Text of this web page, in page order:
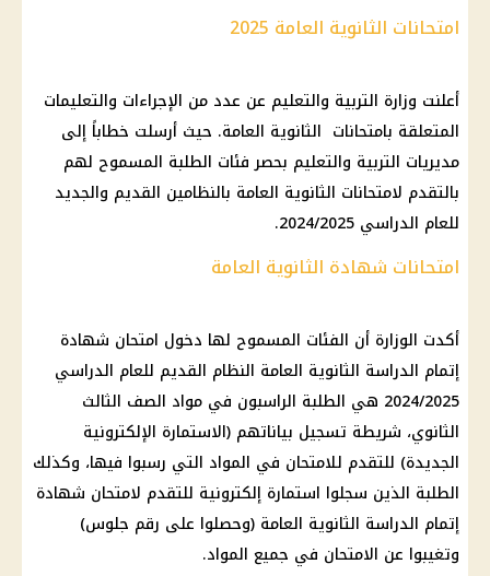
امتحانات الثانوية العامة 2025
أعلنت وزارة التربية والتعليم عن عدد من الإجراءات والتعليمات
المتعلقة بامتحانات الثانوية العامة. حيث أرسلت خطاباً إلى
مديريات التربية والتعليم بحصر فئات الطلبة المسموح لهم
بالتقدم لامتحانات الثانوية العامة بالنظامين القديم والجديد
للعام الدراسي 2024/2025.
امتحانات شهادة الثانوية العامة
أكدت الوزارة أن الفئات المسموح لها دخول امتحان شهادة
إتمام الدراسة الثانوية العامة النظام القديم للعام الدراسي
2024/2025 هي الطلبة الراسبون في مواد الصف الثالث
الثانوي، شريطة تسجيل بياناتهم (الاستمارة الإلكترونية
الجديدة) للتقدم للامتحان في المواد التي رسبوا فيها، وكذلك
الطلبة الذين سجلوا استمارة إلكترونية للتقدم لامتحان شهادة
إتمام الدراسة الثانوية العامة (وحصلوا على رقم جلوس)
وتغيبوا عن الامتحان في جميع المواد.